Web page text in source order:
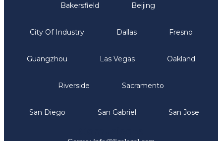
Bakersfield Beijing
City Of Industry Dallas Fresno
Guangzhou Las Vegas Oakland
Riverside Sacramento
San Diego San Gabriel San Jose